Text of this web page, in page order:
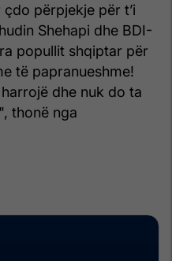
përpjekje për t’i
Shehapi dhe BDI-
popullit shqiptar për
të papranueshme!
dhe nuk do ta
thonë nga